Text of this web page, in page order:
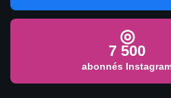
◎
7 500
abonnés